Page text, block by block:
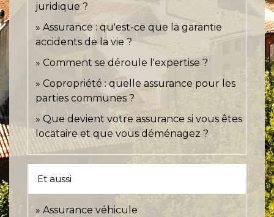
juridique ?
Assurance : qu'est-ce que la garantie
accidents de la vie ?
Comment se déroule l'expertise ?
Copropriété : quelle assurance pour les
parties communes ?
Que devient votre assurance si vous êtes
locataire et que vous déménagez ?
Et aussi
Assurance véhicule